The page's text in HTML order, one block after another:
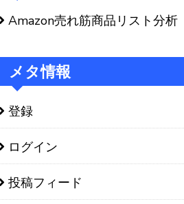
Amazon売れ筋商品リスト分析
メタ情報
登録
ログイン
投稿フィード